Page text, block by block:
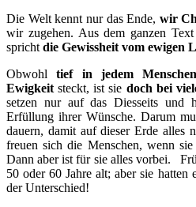
Die Welt kennt nur das Ende, wir
wir zugehen. Aus dem ganzen
spricht die Gewissheit vom ewigen
Obwohltief in jedem
Ewigkeit steckt, ist sie doch bei
setzen nur auf das Diesseits
Erfüllung ihrer Wünsche. Darum
dauern, damit auf dieser Erde alles
freuen sich die Menschen, wenn
Dann aber ist für sie alles vorbei. F
50 oder 60 Jahre alt; aber sie
der Unterschied!